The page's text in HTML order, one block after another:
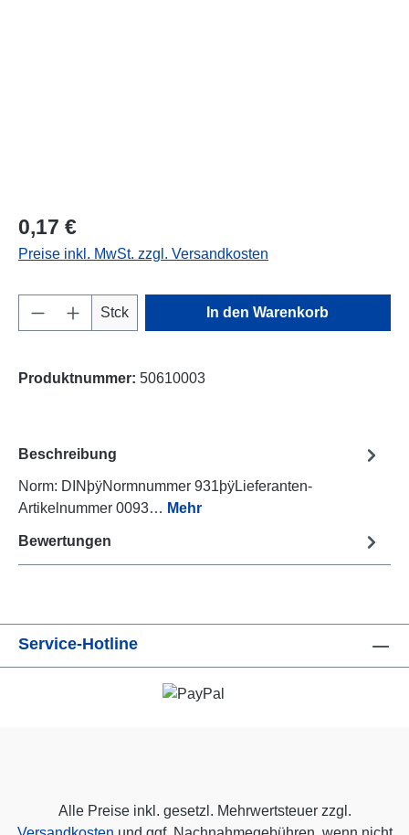
0,17 €
Preise inkl. MwSt. zzgl. Versandkosten
Produkt Anzahl: Gib den gewünschten
Stck In den Warenkorb
Produktnummer: 50610003
Beschreibung
Norm: DINþÿNormnummer 931þÿLieferanten-
Artikelnummer 0093… Mehr
Bewertungen
Service-Hotline
Alle Preise inkl. gesetzl. Mehrwertsteuer zzgl.